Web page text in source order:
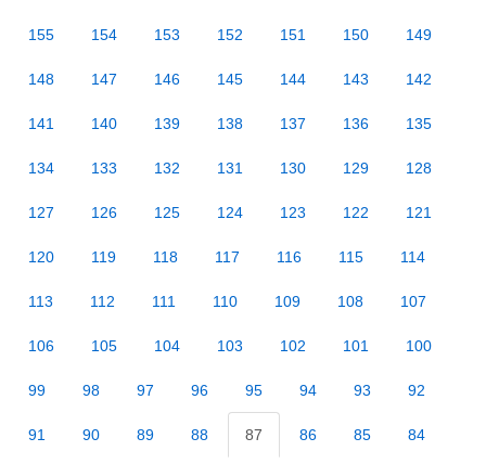
155 154 153 152 151 150 149
148 147 146 145 144 143 142
141 140 139 138 137 136 135
134 133 132 131 130 129 128
127 126 125 124 123 122 121
120 119 118 117 116 115 114
113 112 111 110 109 108 107
106 105 104 103 102 101 100
99 98 97 96 95 94 93 92
91 90 89 88 87 86 85 84